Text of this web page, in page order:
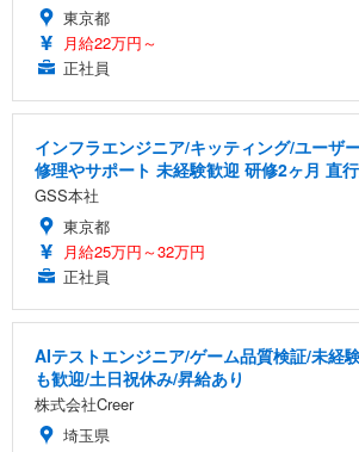
東京都
月給22万円～
正社員
インフラエンジニア/キッティング/ユーザ
修理やサポート 未経験歓迎 研修2ヶ月 直
GSS本社
東京都
月給25万円～32万円
正社員
AIテストエンジニア/ゲーム品質検証/未経
も歓迎/土日祝休み/昇給あり
株式会社Creer
埼玉県